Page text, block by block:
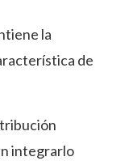
la
de
integrarlo